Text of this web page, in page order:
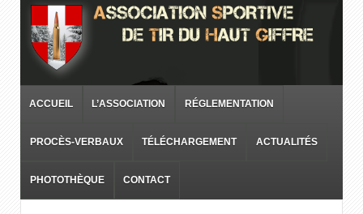
ACCUEIL L’ASSOCIATION RÉGLEMENTATION
PROCÈS-VERBAUX TÉLÉCHARGEMENT ACTUALITÉS
PHOTOTHÈQUE CONTACT